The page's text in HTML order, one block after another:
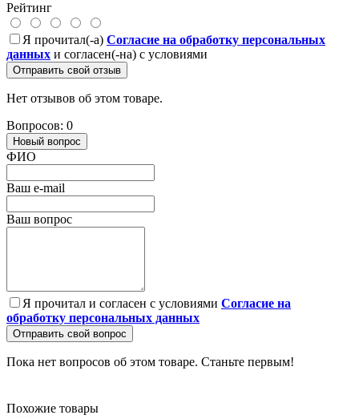
Рейтинг
Я прочитал(-а) Согласие на обработку персональных
данных и согласен(-на) с условиями
Отправить свой отзыв
Нет отзывов об этом товаре.
Вопросов: 0
Новый вопрос
ФИО
Ваш e-mail
Ваш вопрос
Я прочитал и согласен с условиями Согласие на
обработку персональных данных
Отправить свой вопрос
Пока нет вопросов об этом товаре. Станьте первым!
Похожие товары